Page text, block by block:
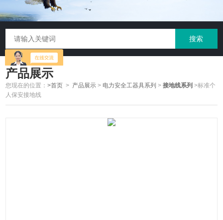
产品展示
您现在的位置：>首页 > 产品展示 > 电力安全工器具系列 >接地线系列 >标准个
人保安接地线